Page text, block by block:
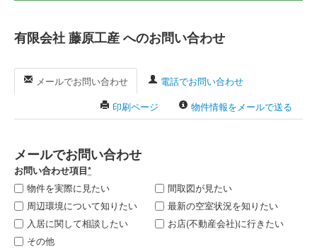
有限会社 藤原工産 へのお問い合わせ
メールでお問い合わせ
電話でお問い合わせ
物件情報をメールで送る
印刷ページ
メールでお問い合わせ
お問い合わせ項目*
物件を実際に見たい
間取図が見たい
周辺環境について知りたい
最新の空室状況を知りたい
入居に関して相談したい
お店(不動産会社)に行きたい
その他